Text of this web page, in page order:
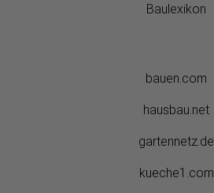
Baulexikon
bauen.com
hausbau.net
gartennetz.de
kueche1.com